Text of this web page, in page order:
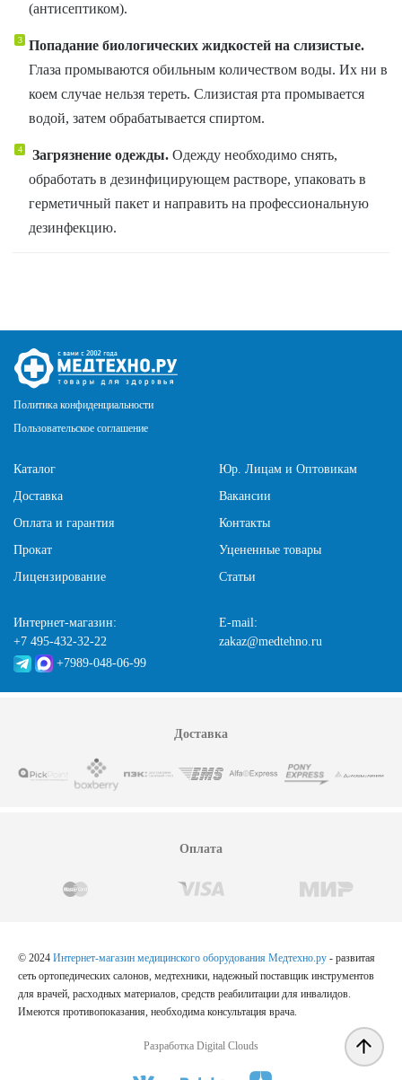
(антисептиком).
Попадание биологических жидкостей на слизистые.
Глаза промываются обильным количеством воды. Их ни в
коем случае нельзя тереть. Слизистая рта промывается
водой, затем обрабатывается спиртом.
Загрязнение одежды.Одежду необходимо снять,
обработать в дезинфицирующем растворе, упаковать в
герметичный пакет и направить на профессиональную
дезинфекцию.
Политика конфиденциальности
Пользовательское соглашение
Каталог
Доставка
Оплата и гарантия
Прокат
Лицензирование
Юр. Лицам и Оптовикам
Вакансии
Контакты
Уцененные товары
Статьи
Интернет-магазин:
+7 495-432-32-22
+7989-048-06-99
E-mail:
zakaz@medtehno.ru
Доставка
Оплата
© 2024 Интернет-магазин медицинского оборудования Медтехно.ру - развитая
сеть ортопедических салонов, медтехники, надежный поставщик инструментов
для врачей, расходных материалов, средств реабилитации для инвалидов.
Имеются противопоказания, необходима консультация врача.
Разработка Digital Clouds